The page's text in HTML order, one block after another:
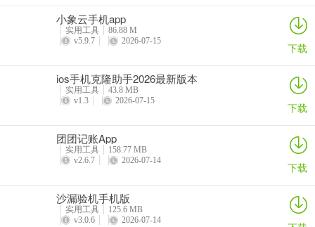
小象云手机app
实用工具
86.88 M
v5.9.7
2026-07-15 下载
ios手机克隆助手2026最新版本
实用工具
43.8 MB
v1.3
2026-07-15 下载
团团记账App
实用工具
158.77 MB
v2.6.7
2026-07-14 下载
沙漏验机手机版
实用工具
125.6 MB
v3.0.6
2026-07-14